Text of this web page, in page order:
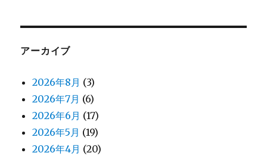
アーカイブ
2026年8月 (3)
2026年7月 (6)
2026年6月 (17)
2026年5月 (19)
2026年4月 (20)